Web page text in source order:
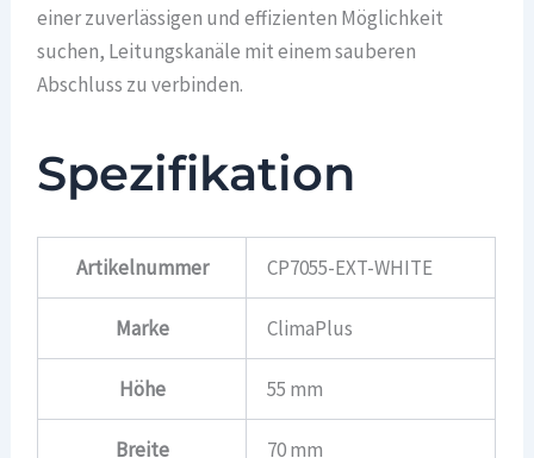
einer zuverlässigen und effizienten Möglichkeit
suchen, Leitungskanäle mit einem sauberen
Abschluss zu verbinden.
Spezifikation
Artikelnummer CP7055-EXT-WHITE
Marke ClimaPlus
Höhe 55 mm
Breite 70 mm